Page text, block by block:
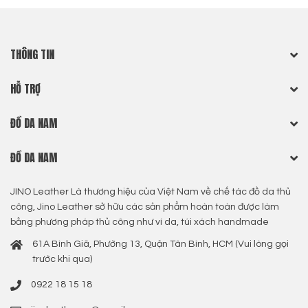
THÔNG TIN
HỖ TRỢ
ĐỒ DA NAM
ĐỒ DA NAM
JINO Leather Là thương hiệu của Việt Nam về chế tác đồ da thủ
công, Jino Leather sở hữu các sản phẩm hoàn toàn được làm
bằng phương pháp thủ công như ví da, túi xách handmade
61A Bình Giã, Phường 13, Quận Tân Bình, HCM (Vui lòng gọi
trước khi qua)
0922 18 15 18